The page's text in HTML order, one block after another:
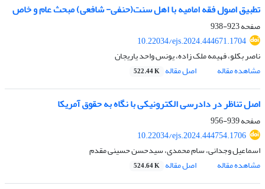
تطبیق اصول فقه امامیه با اهل سنت(حنفی- شافعی) مبحث عام و خاص
صفحه923-938
10.22034/ejs.2024.444671.1704
ناصر بکلو، فهیمه ملک زاده، یونس واحد یاریجان
مشاهده مقاله
اصل مقاله 522.44 K
اصل تناظر در دادرسی الکترونیکی با نگاه به حقوق آمریکا
صفحه939-956
10.22034/ejs.2024.444754.1706
اسماعیل وجدانی، سام محمدی، سیدحسن حسینی مقدم
مشاهده مقاله
اصل مقاله 524.64 K